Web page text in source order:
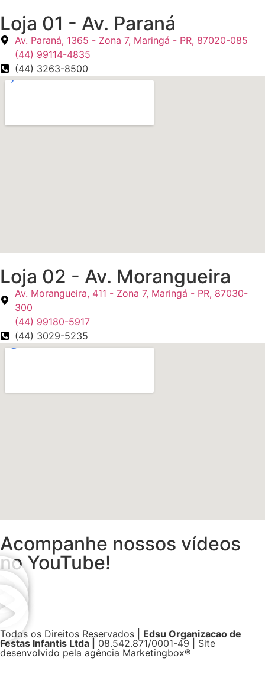
Loja 01 - Av. Paraná
Av. Paraná, 1365 - Zona 7, Maringá - PR, 87020-085
(44) 99114-4835
(44) 3263-8500
Loja 02 - Av. Morangueira
Av. Morangueira, 411 - Zona 7, Maringá - PR, 87030-
300
(44) 99180-5917
(44) 3029-5235
Acompanhe nossos vídeos
no YouTube!
Todos os Direitos Reservados | Edsu Organizacao de
Festas Infantis Ltda |
08.542.871/0001-49 | Site
desenvolvido pela agência Marketingbox®